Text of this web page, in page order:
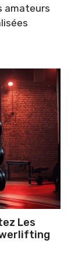
amateurs
Les